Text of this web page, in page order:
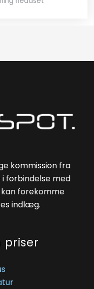
kommission fra
forbindelse med
forekomme
indlæg.
priser